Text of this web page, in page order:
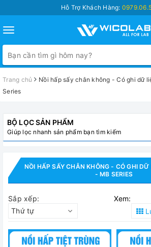
Hỗ Trợ Khách Hàng:
Toggle
navigation
Trang chủ
Nồi hấp sấy chân không - Có ghi dữ
Series
BỘ LỌC SẢN PHẨM
Giúp lọc nhanh sản phẩm bạn tìm kiếm
NỒI HẤP SẤY CHÂN KHÔNG - CÓ GHI
- MB SERIES
Sắp xếp:
Thứ tự
Xem: